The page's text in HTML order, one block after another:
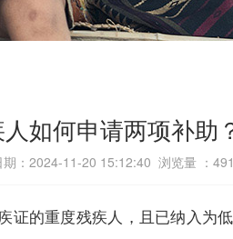
如何申请两项补助
期：2024-11-20 15:12:40 浏览量 ： 491
证的重度残疾人，且已纳入为